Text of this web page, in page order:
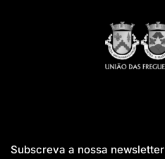
Subscreva a nossa newsletter